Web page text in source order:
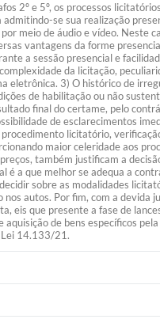
2º e 5º, os processos
se sua realização
meio de áudio e vídeo. Neste
vantagens da forme
a sessão presencial e
da licitação,
eletrônica. 3) O histórico de
de habilitação ou não
final do certame, pelo
de esclarecimentos
licitatório,
maior celeridade aos
também justificam a
é a que melhor se adequa a
sobre as modalidades
autos. Por fim, com a devida
eis que presente a fase de
de bens específicos
Lei 14.133/21.